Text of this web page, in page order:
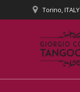
al
Torino, ITALY